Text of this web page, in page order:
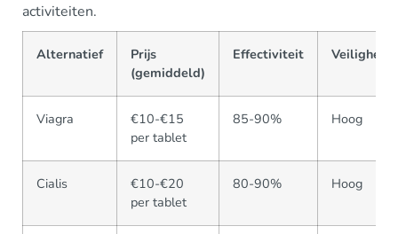
activiteiten.
Alternatief
Prijs
(gemiddeld)
Effectiviteit Veiligheid
Viagra
€10-€15
per tablet
85-90% Hoog
Cialis
€10-€20
per tablet
80-90% Hoog